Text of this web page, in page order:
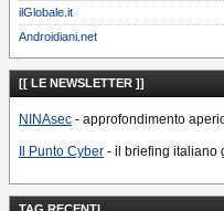
ilGlobale.it
Androidiani.net
[[ LE NEWSLETTER ]]
NINAsec - approfondimento
Il Punto Cyber - il briefing italiano